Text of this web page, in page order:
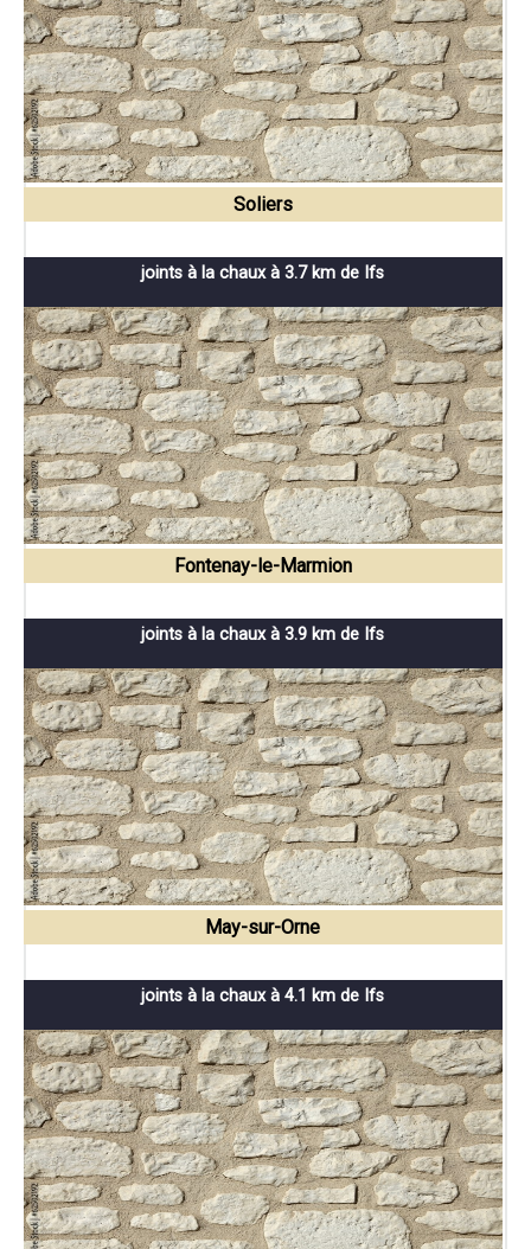
Soliers
joints à la chaux à 3.7 km de Ifs
Fontenay-le-Marmion
joints à la chaux à 3.9 km de Ifs
May-sur-Orne
joints à la chaux à 4.1 km de Ifs